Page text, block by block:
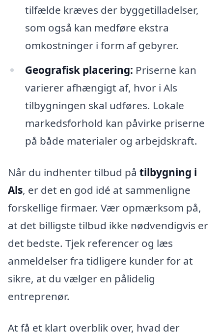
tilfælde kræves der byggetilladelser,
som også kan medføre ekstra
omkostninger i form af gebyrer.
Geografisk placering: Priserne kan
varierer afhængigt af, hvor i Als
tilbygningen skal udføres. Lokale
markedsforhold kan påvirke priserne
på både materialer og arbejdskraft.
Når du indhenter tilbud på tilbygning i
Als, er det en god idé at sammenligne
forskellige firmaer. Vær opmærksom på,
at det billigste tilbud ikke nødvendigvis er
det bedste. Tjek referencer og læs
anmeldelser fra tidligere kunder for at
sikre, at du vælger en pålidelig
entreprenør.
At få et klart overblik over, hvad der